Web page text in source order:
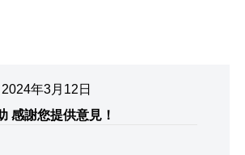
年3月12日
感謝您提供意見！